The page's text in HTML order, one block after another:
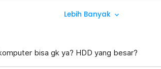
Lebih Banyak
bisa gk ya? HDD yang besar?